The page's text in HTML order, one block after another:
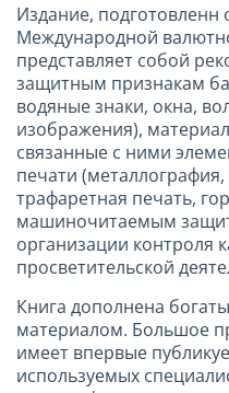
Издание, подготовленн
Международной
представляет собой
защитным признакам
водяные знаки, окна,
изображения),
связанные с ними
печати
трафаретная печать,
машиночитаемым
организации контроля
просветительской
Книга дополнена
материалом. Большое
имеет впервые
используемых